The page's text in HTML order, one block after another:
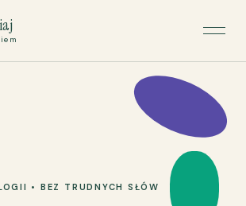
• BEZ TRUDNYCH SŁÓW